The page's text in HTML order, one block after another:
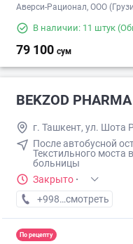
Аверси-Рационал, ООО
В наличии: 11 штук
79 100 сум
BEKZOD
г. Ташкент, ул. Шота
После автобусной
Текстильного моста
больницы
Закрыто ·
+998 (95) XXX-XX-XX
смотреть
По рецепту